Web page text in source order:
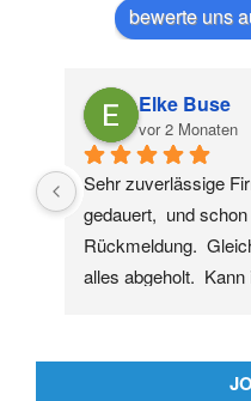
bewerte uns
Elke Buse
vor 2 Monaten
Sehr zuverlässige
gedauert,  und
Rückmeldung.
alles abgeholt.
Vielen Dank,  für die